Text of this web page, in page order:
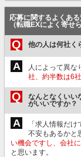
応募に関するよくある
（転職EXによく寄せ
Q 他の人は何社く
A 人によって異な
社、約半数は6
Q
なんとなくいい
がいいですか？
A
「求人情報だ
不安もあるかと
い機会ですし、会社
と思います。